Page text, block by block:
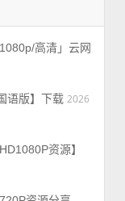
高清」云网
语版】下载 2026
资源】